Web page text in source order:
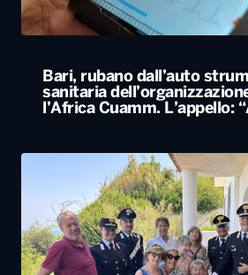
Carabiniere compie 100
festa con famiglia e colleghi